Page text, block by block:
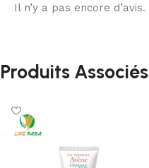
Il n’y a pas encore d’avis.
Produits Associés